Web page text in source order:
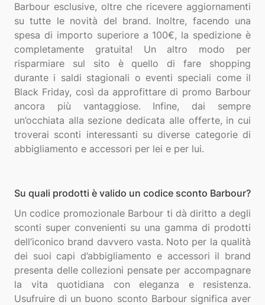
Barbour esclusive, oltre che ricevere aggiornamenti
su tutte le novità del brand. Inoltre, facendo una
spesa di importo superiore a 100€, la spedizione è
completamente gratuita! Un altro modo per
risparmiare sul sito è quello di fare shopping
durante i saldi stagionali o eventi speciali come il
Black Friday, così da approfittare di promo Barbour
ancora più vantaggiose. Infine, dai sempre
un’occhiata alla sezione dedicata alle offerte, in cui
troverai sconti interessanti su diverse categorie di
Su quali prodotti è valido un codice sconto Barbour?
Un codice promozionale Barbour ti dà diritto a degli
sconti super convenienti su una gamma di prodotti
dell’iconico brand davvero vasta. Noto per la qualità
dei suoi capi d’abbigliamento e accessori il brand
presenta delle collezioni pensate per accompagnare
la vita quotidiana con eleganza e resistenza.
Usufruire di un buono sconto Barbour significa aver